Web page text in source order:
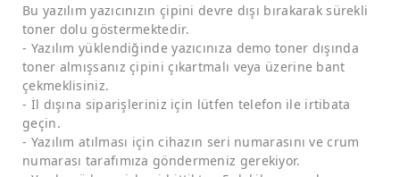
Baskı Kafası
Yazıcı Parçaları
Bu yazılım yazıcınızın çipini devre dışı bırakarak sürekli
toner dolu göstermektedir.
- Yazılım yüklendiğinde yazıcınıza demo toner dışında
toner almışsanız çipini çıkartmalı veya üzerine bant
çekmeklisiniz.
- İl dışına siparişleriniz için lütfen telefon ile irtibata
geçin.
- Yazılım atılması için cihazın seri numarasını ve crum
numarası tarafımıza göndermeniz gerekiyor.